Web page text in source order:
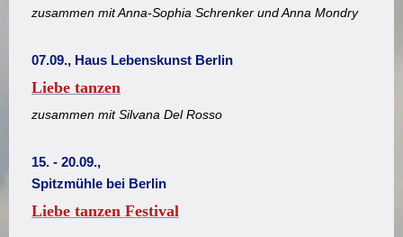
zusammen mit Anna-Sophia Schrenker und Anna Mondry
07.09., Haus Lebenskunst Berlin
Liebe tanzen
zusammen mit Silvana Del Rosso
15. - 20.09.,
Spitzmühle bei Berlin
Liebe tanzen Festival